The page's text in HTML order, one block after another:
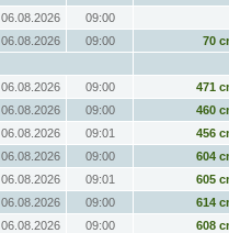
06.08.2026 09:00
06.08.2026 09:00 70
06.08.2026 09:00 471
06.08.2026 09:00 460
06.08.2026 09:01 456
06.08.2026 09:00 604
06.08.2026 09:01 605
06.08.2026 09:00 614
06.08.2026 09:00 608